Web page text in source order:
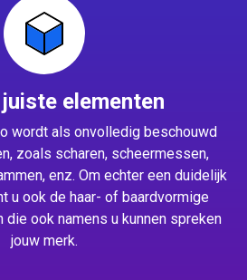
elementen
wordt als onvolledig beschouwd
zoals scharen, scheermessen,
enz. Om echter een duidelijk
u ook de haar- of baardvormige
ook namens u kunnen spreken
jouw merk.